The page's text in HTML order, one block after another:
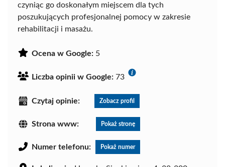
czyniąc go doskonałym miejscem dla tych
poszukujących profesjonalnej pomocy w zakresie
rehabilitacji i masażu.
Ocena w Google: 5
Liczba opinii w Google: 73
Czytaj opinie: Zobacz profil
Strona www: Pokaż stronę
Numer telefonu: Pokaż numer